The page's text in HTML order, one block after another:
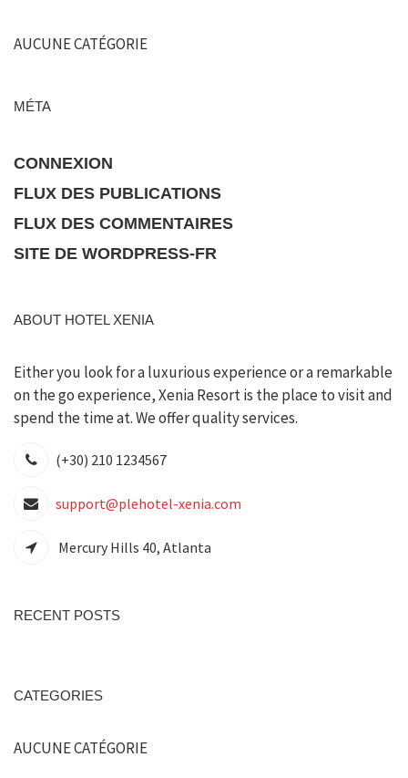
AUCUNE CATÉGORIE
MÉTA
CONNEXION
FLUX DES PUBLICATIONS
FLUX DES COMMENTAIRES
SITE DE WORDPRESS-FR
ABOUT HOTEL XENIA
Either you look for a luxurious experience or a remarkable
on the go experience, Xenia Resort is the place to visit and
spend the time at. We offer quality services.
(+30) 210 1234567
support@plehotel-xenia.com
Mercury Hills 40, Atlanta
RECENT POSTS
CATEGORIES
AUCUNE CATÉGORIE